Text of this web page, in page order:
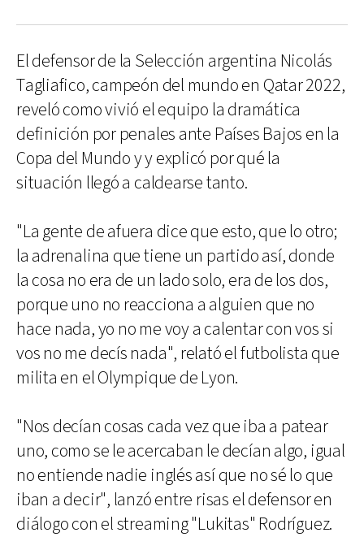
El defensor de la Selección argentina Nicolás
Tagliafico, campeón del mundo en Qatar 2022,
reveló como vivió el equipo la dramática
definición por penales ante Países Bajos en la
Copa del Mundo y y explicó por qué la
situación llegó a caldearse tanto.
"La gente de afuera dice que esto, que lo otro;
la adrenalina que tiene un partido así, donde
la cosa no era de un lado solo, era de los dos,
porque uno no reacciona a alguien que no
hace nada, yo no me voy a calentar con vos si
vos no me decís nada", relató el futbolista que
milita en el Olympique de Lyon.
"Nos decían cosas cada vez que iba a patear
uno, como se le acercaban le decían algo, igual
no entiende nadie inglés así que no sé lo que
iban a decir", lanzó entre risas el defensor en
diálogo con el streaming "Lukitas" Rodríguez.